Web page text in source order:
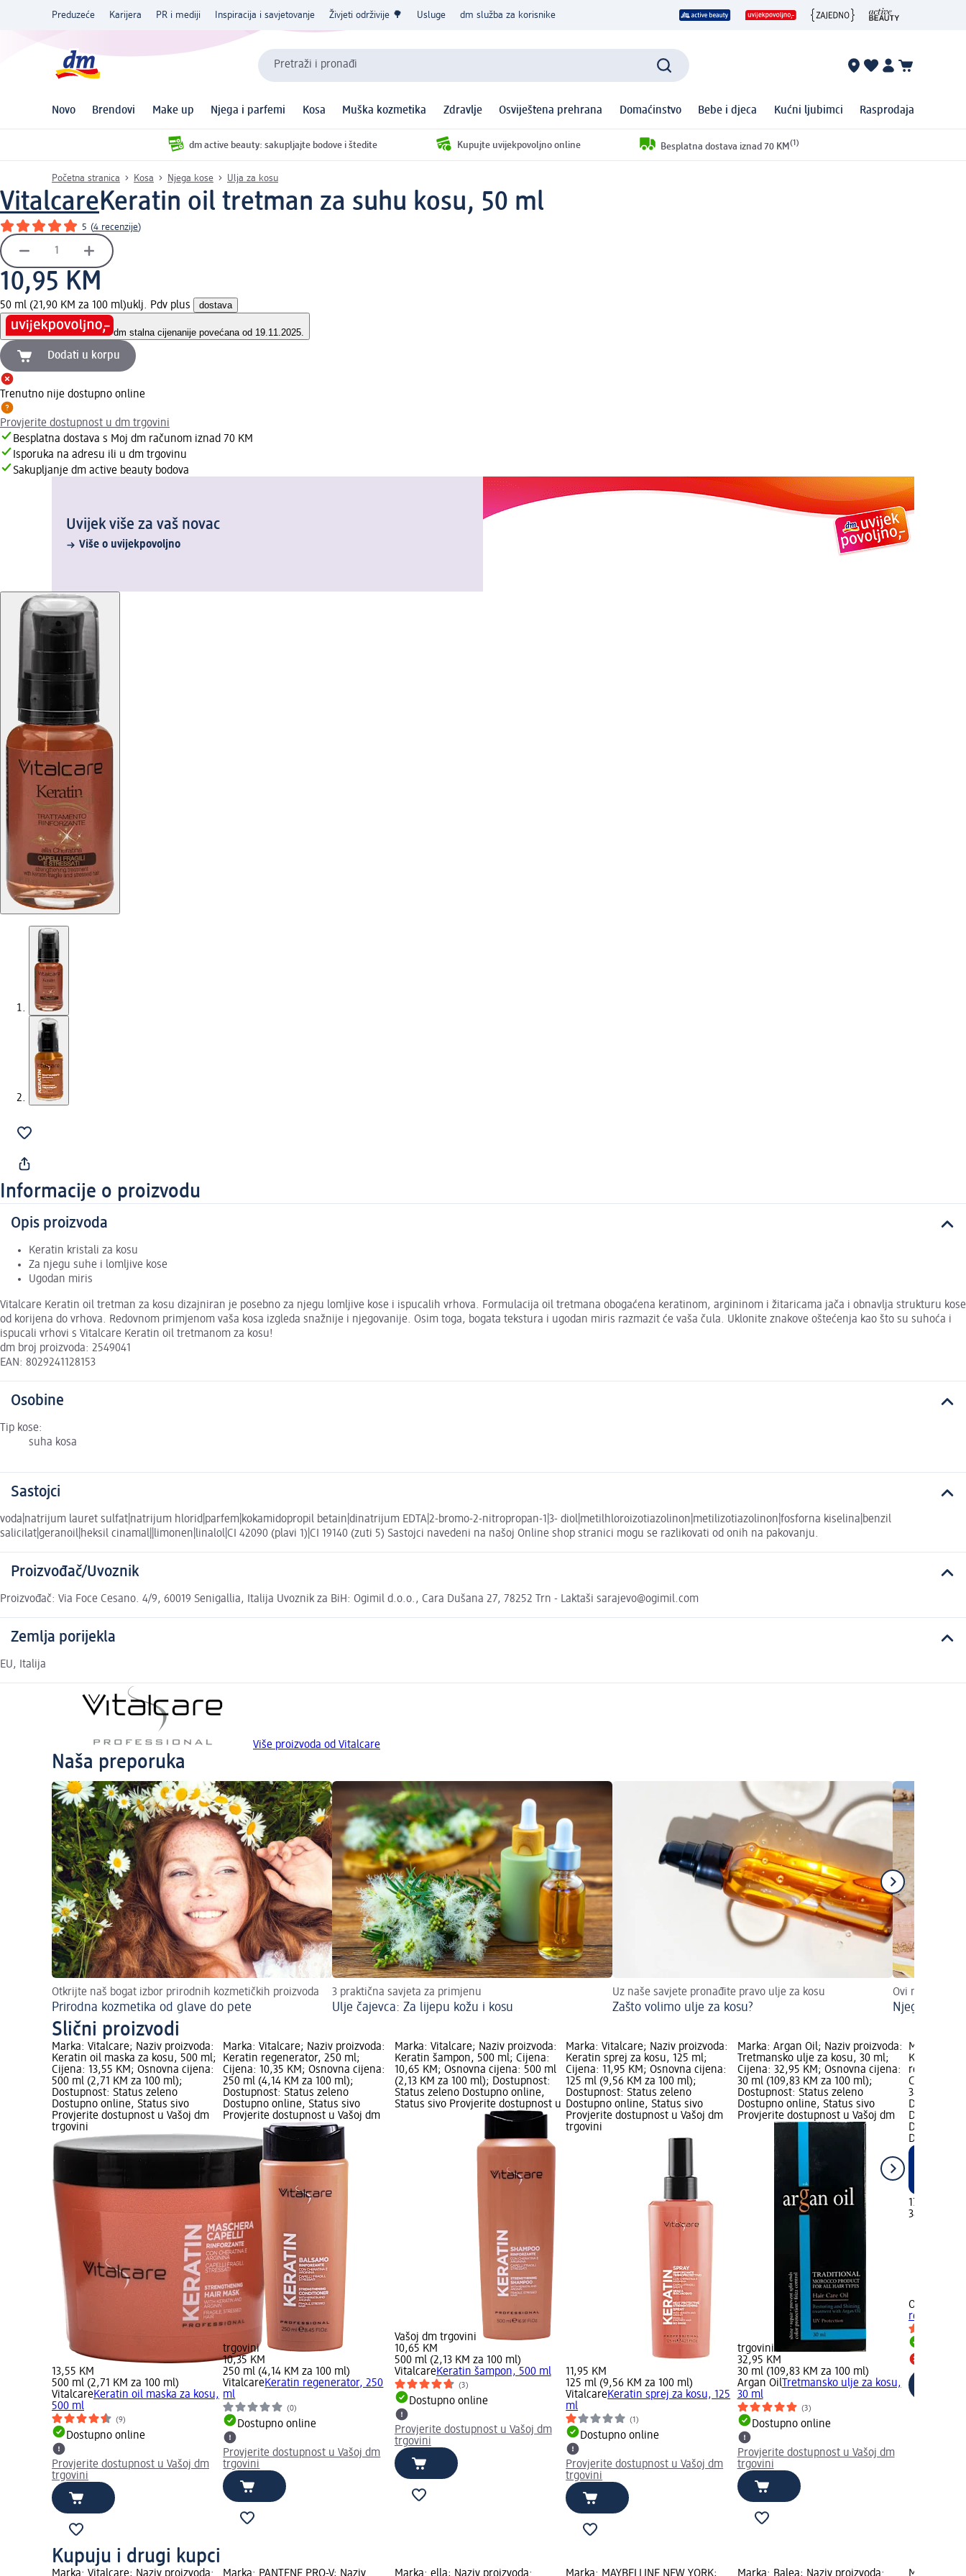
Preduzeće Karijera PR i mediji Inspiracija i savjetovanje Živjeti održivije 🌳 Usluge dm služba za korisnike
Pretraži i pronađi
Novo Brendovi Make up Njega i parfemi Kosa Muška kozmetika Zdravlje Osviještena prehrana Domaćinstvo Bebe i djeca Kućni ljubimci Rasprodaja
dm active beauty: sakupljajte bodove i štedite Kupujte uvijekpovoljno online Besplatna dostava iznad 70 KM (1)
Početna stranica Kosa Njega kose Ulja za kosu
VitalcareKeratin oil tretman za suhu kosu, 50 ml
5 (4 recenzije)
10,95 KM
50 ml (21,90 KM za 100 ml)uklj. Pdv plus dostava
dm stalna cijenanije povećana od 19.11.2025.
Dodati u korpu
Trenutno nije dostupno online
Provjerite dostupnost u dm trgovini
Besplatna dostava s Moj dm računom iznad 70 KM
Isporuka na adresu ili u dm trgovinu
Sakupljanje dm active beauty bodova
Uvijek više za vaš novac
Više o uvijekpovoljno
Informacije o proizvodu
Opis proizvoda
Keratin kristali za kosu
Za njegu suhe i lomljive kose
Ugodan miris
Vitalcare Keratin oil tretman za kosu dizajniran je posebno za njegu lomljive kose i ispucalih vrhova. Formulacija oil tretmana obogaćena keratinom, argininom i žitaricama jača i obnavlja strukturu kose
od korijena do vrhova. Redovnom primjenom vaša kosa izgleda snažnije i njegovanije. Osim toga, bogata tekstura i ugodan miris razmazit će vaša čula. Uklonite znakove oštećenja kao što su suhoća i
ispucali vrhovi s Vitalcare Keratin oil tretmanom za kosu!
dm broj proizvoda: 2549041
EAN: 8029241128153
Osobine
Tip kose:
suha kosa
Sastojci
voda|natrijum lauret sulfat|natrijum hlorid|parfem|kokamidopropil betain|dinatrijum EDTA|2-bromo-2-nitropropan-1|3- diol|metilhloroizotiazolinon|metilizotiazolinon|fosforna kiselina|benzil
salicilat|geranoil|heksil cinamal||limonen|linalol|CI 42090 (plavi 1)|CI 19140 (zuti 5) Sastojci navedeni na našoj Online shop stranici mogu se razlikovati od onih na pakovanju.
Proizvođač/Uvoznik
Proizvođač: Via Foce Cesano. 4/9, 60019 Senigallia, Italija Uvoznik za BiH: Ogimil d.o.o., Cara Dušana 27, 78252 Trn - Laktaši sarajevo@ogimil.com
Zemlja porijekla
EU, Italija
Više proizvoda od Vitalcare
Naša preporuka
Otkrijte naš bogat izbor prirodnih kozmetičkih proizvoda
Prirodna kozmetika od glave do pete
3 praktična savjeta za primjenu
Ulje čajevca: Za lijepu kožu i kosu
Uz naše savjete pronađite pravo ulje za kosu
Zašto volimo ulje za kosu?
Ovi must have
Njegujući
Slični proizvodi
Marka: Vitalcare; Naziv proizvoda:
Keratin oil maska za kosu, 500 ml;
Cijena: 13,55 KM; Osnovna cijena:
500 ml (2,71 KM za 100 ml);
Dostupnost: Status zeleno
Dostupno online, Status sivo
Provjerite dostupnost u Vašoj dm
trgovini
13,55 KM
500 ml (2,71 KM za 100 ml)
VitalcareKeratin oil maska za kosu,
500 ml
(9)
Dostupno online
Provjerite dostupnost u Vašoj dm
trgovini
Marka: Vitalcare; Naziv proizvoda:
Keratin regenerator, 250 ml;
Cijena: 10,35 KM; Osnovna cijena:
250 ml (4,14 KM za 100 ml);
Dostupnost: Status zeleno
Dostupno online, Status sivo
Provjerite dostupnost u Vašoj dm
trgovini
10,35 KM
250 ml (4,14 KM za 100 ml)
VitalcareKeratin regenerator, 250
ml
(0)
Dostupno online
Provjerite dostupnost u Vašoj dm
trgovini
Marka: Vitalcare; Naziv proizvoda:
Keratin šampon, 500 ml; Cijena:
10,65 KM; Osnovna cijena: 500 ml
(2,13 KM za 100 ml); Dostupnost:
Status zeleno Dostupno online,
Status sivo Provjerite dostupnost u
Vašoj dm trgovini
10,65 KM
500 ml (2,13 KM za 100 ml)
VitalcareKeratin šampon, 500 ml
(3)
Dostupno online
Provjerite dostupnost u Vašoj dm
trgovini
Marka: Vitalcare; Naziv proizvoda:
Keratin sprej za kosu, 125 ml;
Cijena: 11,95 KM; Osnovna cijena:
125 ml (9,56 KM za 100 ml);
Dostupnost: Status zeleno
Dostupno online, Status sivo
Provjerite dostupnost u Vašoj dm
trgovini
11,95 KM
125 ml (9,56 KM za 100 ml)
VitalcareKeratin sprej za kosu, 125
ml
(1)
Dostupno online
Provjerite dostupnost u Vašoj dm
trgovini
Marka: Argan Oil; Naziv proizvoda:
Tretmansko ulje za kosu, 30 ml;
Cijena: 32,95 KM; Osnovna cijena:
30 ml (109,83 KM za 100 ml);
Dostupnost: Status zeleno
Dostupno online, Status sivo
Provjerite dostupnost u Vašoj dm
trgovini
32,95 KM
30 ml (109,83 KM za 100 ml)
Argan OilTretmansko ulje za kosu,
30 ml
(3)
Dostupno online
Provjerite dostupnost u Vašoj dm
trgovini
Marka:
Keratin oil
Cijena:
385 ml
Dostupno
Dostupno
Dostupno
17,95 KM
385 ml
OGX
Kupuju i drugi kupci